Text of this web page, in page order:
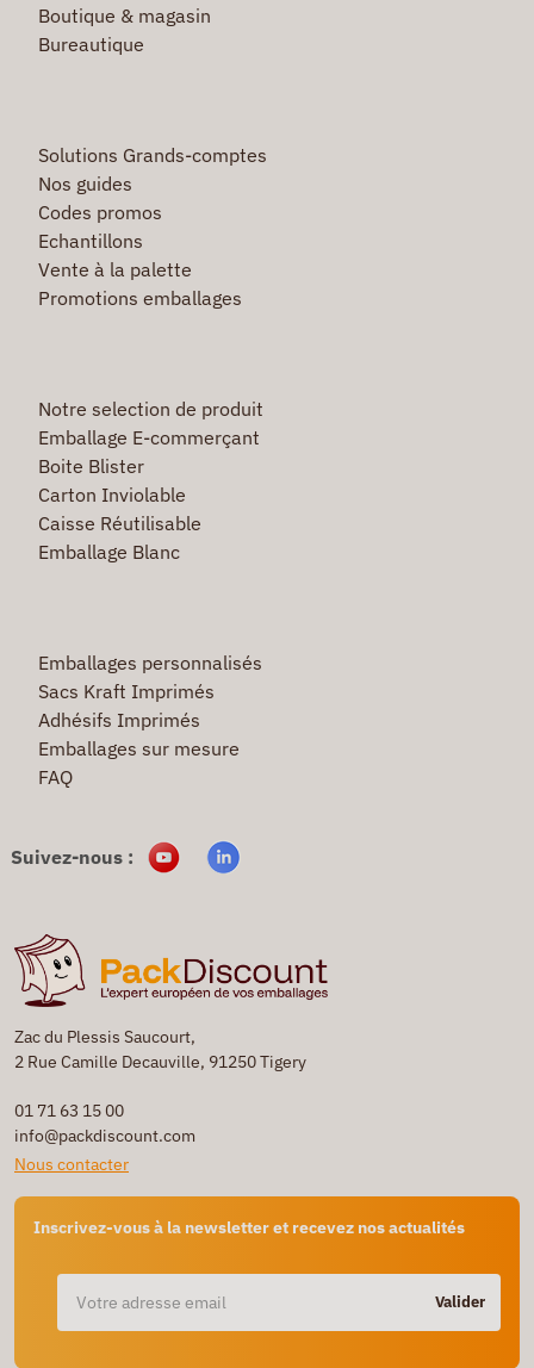
Zac du Plessis Saucourt,
2 Rue Camille Decauville, 91250 Tigery
01 71 63 15 00
info@packdiscount.com
Nous contacter
Inscrivez-vous à la newsletter et recevez nos actualités
Valider
Boutique & magasin
Bureautique
Solutions Grands-comptes
Nos guides
Codes promos
Echantillons
Vente à la palette
Promotions emballages
Notre selection de produit
Emballage E-commerçant
Boite Blister
Carton Inviolable
Caisse Réutilisable
Emballage Blanc
Emballages personnalisés
Sacs Kraft Imprimés
Adhésifs Imprimés
Emballages sur mesure
FAQ
Suivez-nous :